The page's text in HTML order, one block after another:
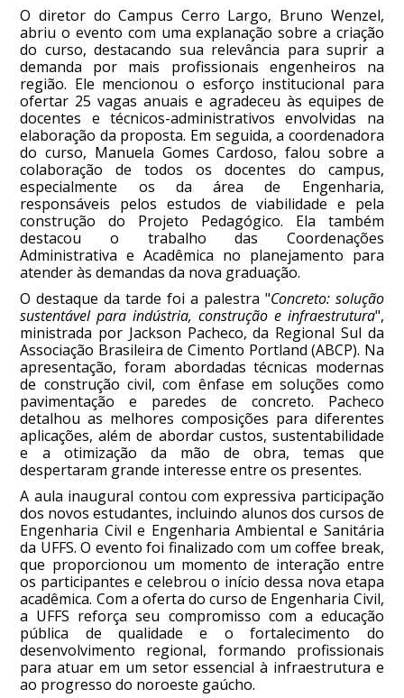
O diretor do Campus Cerro Largo, Bruno Wenzel,
abriu o evento com uma explanação sobre a criação
do curso, destacando sua relevância para suprir a
demanda por mais profissionais engenheiros na
região. Ele mencionou o esforço institucional para
ofertar 25 vagas anuais e agradeceu às equipes de
docentes e técnicos-administrativos envolvidas na
elaboração da proposta. Em seguida, a coordenadora
do curso, Manuela Gomes Cardoso, falou sobre a
colaboração de todos os docentes do campus,
especialmente os da área de Engenharia,
responsáveis pelos estudos de viabilidade e pela
construção do Projeto Pedagógico. Ela também
destacou o trabalho das Coordenações
Administrativa e Acadêmica no planejamento para
atender às demandas da nova graduação.
O destaque da tarde foi a palestra "Concreto: solução
sustentável para indústria, construção e infraestrutura",
ministrada por Jackson Pacheco, da Regional Sul da
Associação Brasileira de Cimento Portland (ABCP). Na
apresentação, foram abordadas técnicas modernas
de construção civil, com ênfase em soluções como
pavimentação e paredes de concreto. Pacheco
detalhou as melhores composições para diferentes
aplicações, além de abordar custos, sustentabilidade
e a otimização da mão de obra, temas que
despertaram grande interesse entre os presentes.
A aula inaugural contou com expressiva participação
dos novos estudantes, incluindo alunos dos cursos de
Engenharia Civil e Engenharia Ambiental e Sanitária
da UFFS. O evento foi finalizado com um coffee break,
que proporcionou um momento de interação entre
os participantes e celebrou o início dessa nova etapa
acadêmica. Com a oferta do curso de Engenharia Civil,
a UFFS reforça seu compromisso com a educação
pública de qualidade e o fortalecimento do
desenvolvimento regional, formando profissionais
para atuar em um setor essencial à infraestrutura e
ao progresso do noroeste gaúcho.